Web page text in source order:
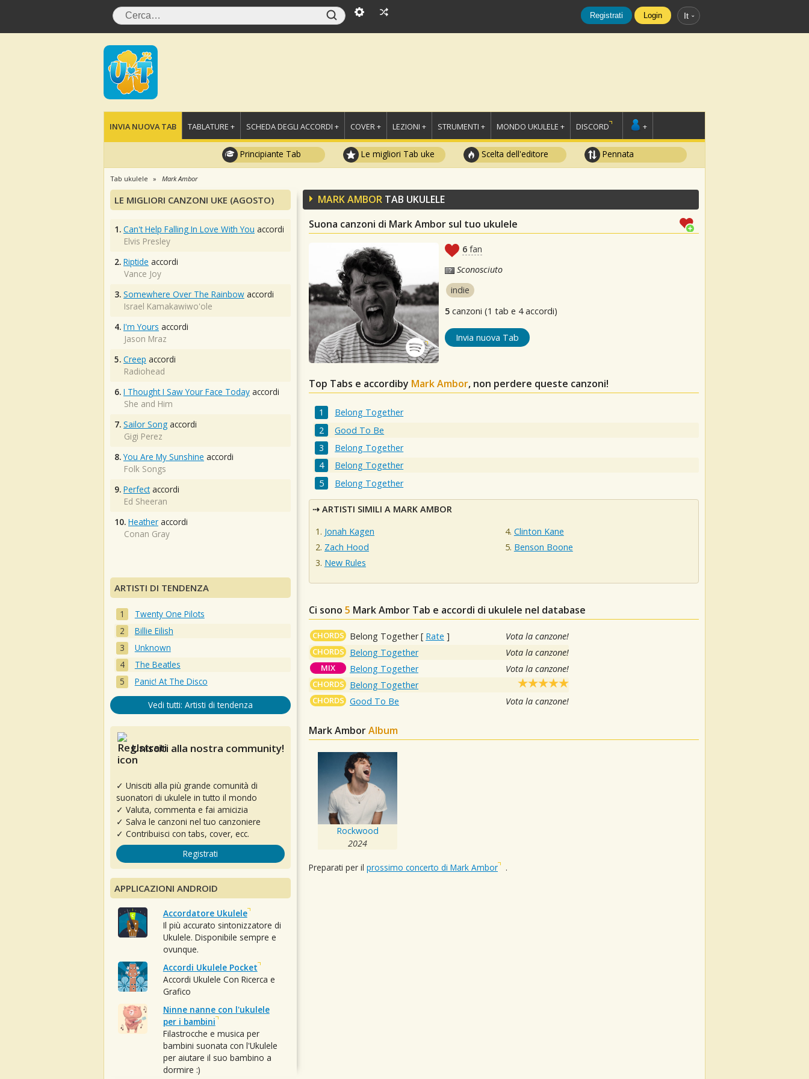
Registrati Login It
INVIA NUOVA TAB TABLATURE + SCHEDA DEGLI ACCORDI + COVER + LEZIONI + STRUMENTI + MONDO UKULELE + DISCORD +
Principiante Tab Le migliori Tab uke Scelta dell'editore Pennata
Tab ukulele Mark Ambor
MARK AMBOR TAB UKULELE
Suona canzoni di Mark Ambor sul tuo ukulele
6 fan
Sconosciuto
indie
5 canzoni (1 tab e 4 accordi)
Invia nuova Tab
Top Tabs e accordiby Mark Ambor, non perdere queste canzoni!
Belong Together
Good To Be
Belong Together
Belong Together
Belong Together
ARTISTI SIMILI A MARK AMBOR
Jonah Kagen
Zach Hood
New Rules
Clinton Kane
Benson Boone
Ci sono 5 Mark Ambor Tab e accordi di ukulele nel database
CHORDS Belong Together[ Rate ] Vota la canzone!
CHORDS Belong Together Vota la canzone!
MIX Belong Together Vota la canzone!
CHORDS Belong Together
CHORDS Good To Be Vota la canzone!
Mark AmborAlbum
Rockwood
2024
Preparati per il prossimo concerto di Mark Ambor .
LE MIGLIORI CANZONI UKE (AGOSTO)
1. Can't Help Falling In Love With You accordi
Elvis Presley
2. Riptide accordi
Vance Joy
3. Somewhere Over The Rainbow accordi
Israel Kamakawiwo'ole
4. I'm Yours accordi
Jason Mraz
5. Creep accordi
Radiohead
6. I Thought I Saw Your Face Today accordi
She and Him
7. Sailor Song accordi
Gigi Perez
8. You Are My Sunshine accordi
Folk Songs
9. Perfectaccordi
Ed Sheeran
10. Heather accordi
Conan Gray
ARTISTI DI TENDENZA
Twenty One Pilots
Billie Eilish
Unknown
The Beatles
Panic! At The Disco
Vedi tutti: Artisti di tendenza
Unisciti alla nostra community!
✓ Unisciti alla più grande comunità di
suonatori di ukulele in tutto il mondo
✓ Valuta, commenta e fai amicizia
✓ Salva le canzoni nel tuo canzoniere
✓ Contribuisci con tabs, cover, ecc.
Registrati
APPLICAZIONI ANDROID
Accordatore Ukulele
Il più accurato sintonizzatore di
Ukulele. Disponibile sempre e
ovunque.
Accordi Ukulele Pocket
Accordi Ukulele Con Ricerca e
Grafico
Ninne nanne con l'ukulele
per i bambini
Filastrocche e musica per
bambini suonata con l'Ukulele
per aiutare il suo bambino a
dormire :)